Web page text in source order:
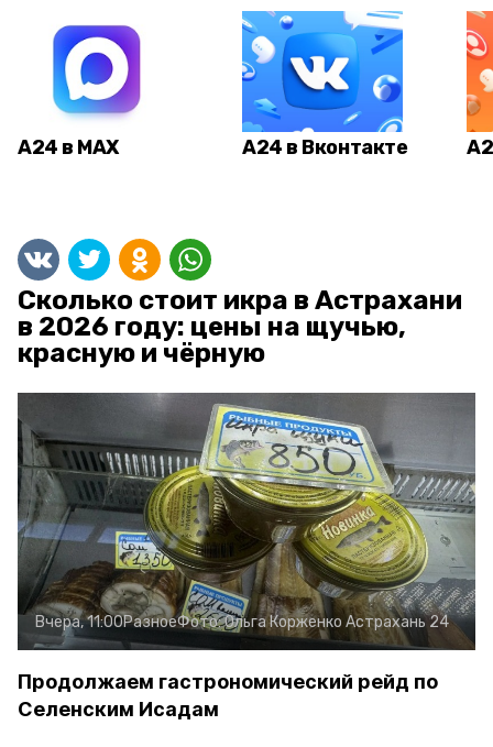
А24 в MAX А24 в Вконтакте
Сколько стоит икра в Астрахани
в 2026 году: цены на щучью,
красную и чёрную
Вчера, 11:00РазноеФото:Ольга Корженко Астрахань 24
Продолжаем гастрономический рейд по
Селенским Исадам